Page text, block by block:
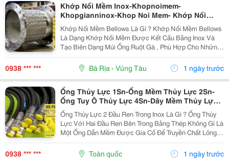
Khớp Nối Mềm Inox-Khopnoimem-
Khopgianninox-Khop Noi Mem- Khớp Nối
Mềm- Khớp Nối Mềm Inox Chống Rung-Ống
Mềm Inox 304-Ống Mềm Kim Loại Inox 316-
Khớp Giãn Nở- Khớp Co Giãn-Khớp Giãn Nỡ
Inox-Khớp Nối Giãn Nỡ Inox
Khớp Nối Mềm Bellows Là Gì ? Khớp Nối Mềm Bellows
Là Dạng Khớp Nối Mềm Được Kết Cấu Bằng Inox Và
Tạo Biên Dạng Múi Ống Ruột Gà , Phù Hợp Cho Những
Vị Trí Chịu Nhiệt Độ Cao, Áp Lực Thấp Nhưng Ưu Điểm
Nỗi Bật Của Sản Phẩm Hấp Thu Rung Động ,Co Giãn...
0938 *** *** Bà Rịa - Vũng Tàu 1 ngày trước
Ống Thủy Lực 1Sn-Ống Mềm Thủy Lực 2Sn-
Ống Tuy Ô Thủy Lực 4Sn-Dây Mềm Thủy Lực
6Sn-Ống Thủy Lực Bọc Lưới-Ống Thủy Lực
Bọc Lưới Bấm Đầu Inox-Ống Dẫn Dầu Thủy
Lực Mặt Bích Inox-Dây Dẫn Dầu Thủy Lực Bấm
Đầu Số
Ống Thủy Lực 2 Đầu Ren Trong Inox Là Gì ? Ống Thủy
Lực Với Hai Đầu Ren Bên Trong Bằng Thép Không Gỉ Là
Một Ống Dẫn Mềm Được Gia Cố Để Truyền Chất Lỏng
Áp Suất Cao, Có Ống Bên Trong Bằng Thép Không Gỉ
Chống Ăn Mòn Và Lớp Gia Cố Chịu Lực Kéo Cao,...
0938 *** *** Toàn quốc 1 ngày trước